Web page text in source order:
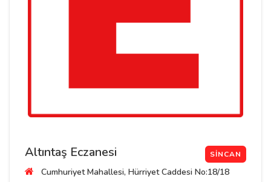
Altıntaş Eczanesi SINCAN
Cumhuriyet Mahallesi, Hürriyet Caddesi No:18/18